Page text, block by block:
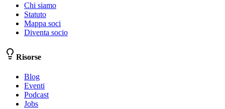
Chi siamo
Statuto
Mappa soci
Diventa socio
Risorse
Blog
Eventi
Podcast
Jobs